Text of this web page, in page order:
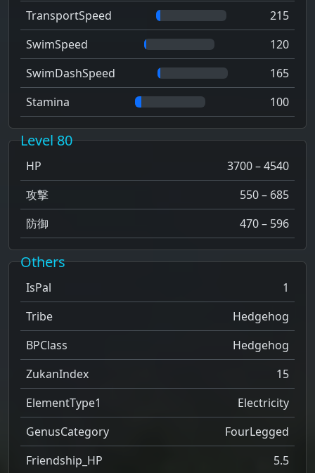
TransportSpeed
215
SwimSpeed
120
SwimDashSpeed
165
Stamina
100
Level 80
HP
3700 – 4540
攻撃
550 – 685
防御
470 – 596
Others
IsPal
1
Tribe
Hedgehog
BPClass
Hedgehog
ZukanIndex
15
ElementType1
Electricity
GenusCategory
FourLegged
Friendship_HP
5.5